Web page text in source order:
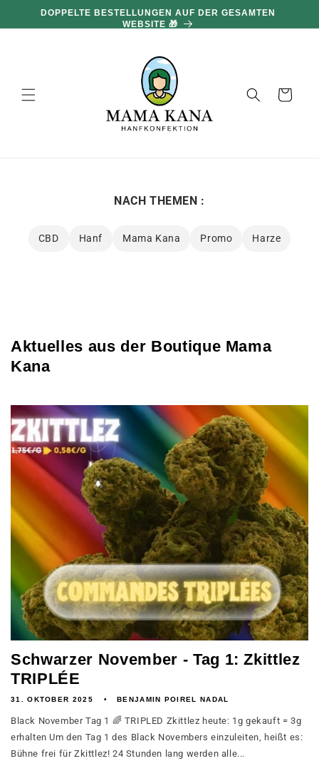
und zum
100 G GRATIS PRO 100 € EINKAUF 🔥
Warenkorb
NACH THEMEN :
CBD Hanf Mama Kana Promo Harze
Aktuelles aus der Boutique Mama
Kana
Schwarzer November - Tag 1: Zkittlez
TRIPLÉE
31. OKTOBER 2025 BENJAMIN POIREL NADAL
Black November Tag 1 🌈 TRIPLED Zkittlez heute: 1g gekauft = 3g
erhalten Um den Tag 1 des Black Novembers einzuleiten, heißt es:
Bühne frei für Zkittlez! 24 Stunden lang werden alle...